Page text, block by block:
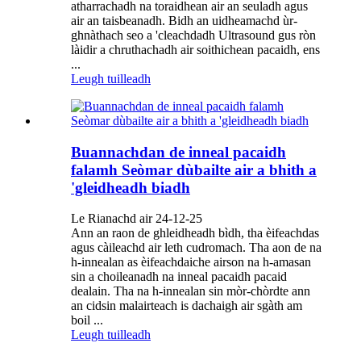
atharrachadh na toraidhean air an seuladh agus
air an taisbeanadh. Bidh an uidheamachd ùr-
ghnàthach seo a 'cleachdadh Ultrasound gus ròn
làidir a chruthachadh air soithichean pacaidh, ens
...
Leugh tuilleadh
Buannachdan de inneal pacaidh
falamh Seòmar dùbailte air a bhith a
'gleidheadh ​​biadh
Le Rianachd air 24-12-25
Ann an raon de ghleidheadh ​​bìdh, tha èifeachdas
agus càileachd air leth cudromach. Tha aon de na
h-innealan as èifeachdaiche airson na h-amasan
sin a choileanadh na inneal pacaidh pacaid
dealain. Tha na h-innealan sin mòr-chòrdte ann
an cidsin malairteach is dachaigh air sgàth am
boil ...
Leugh tuilleadh